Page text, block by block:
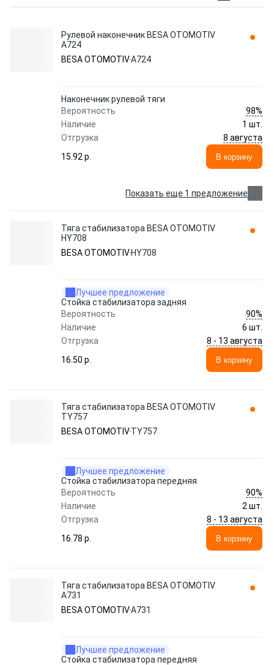
Рулевой наконечник BESA OTOMOTIV
A724
BESA OTOMOTIVA724
Наконечник рулевой тяги
Вероятность
98%
Наличие
1 шт.
Отгрузка
8 августа
15.92 p.
В корзину
Показать еще 1 предложение
Тяга стабилизатора BESA OTOMOTIV
HY708
BESA OTOMOTIV HY708
Лучшее предложение
Стойка стабилизатора задняя
Вероятность
90%
Наличие
6 шт.
Отгрузка
8 - 13 августа
16.50 p.
В корзину
Тяга стабилизатора BESA OTOMOTIV
TY757
BESA OTOMOTIVTY757
Лучшее предложение
Стойка стабилизатора передняя
Вероятность
90%
Наличие
2 шт.
Отгрузка
8 - 13 августа
16.78 p.
В корзину
Тяга стабилизатора BESA OTOMOTIV
A731
BESA OTOMOTIVA731
Лучшее предложение
Стойка стабилизатора передняя